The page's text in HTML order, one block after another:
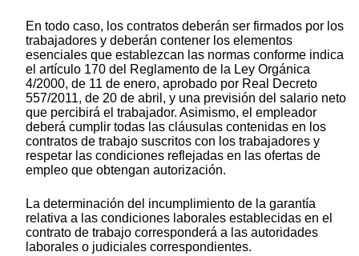
En todo caso, los contratos deberán ser firmados por los
trabajadores y deberán contener los elementos
esenciales que establezcan las normas conforme indica
el artículo 170 del Reglamento de la Ley Orgánica
4/2000, de 11 de enero, aprobado por Real Decreto
557/2011, de 20 de abril, y una previsión del salario neto
que percibirá el trabajador. Asimismo, el empleador
deberá cumplir todas las cláusulas contenidas en los
contratos de trabajo suscritos con los trabajadores y
respetar las condiciones reflejadas en las ofertas de
empleo que obtengan autorización.
La determinación del incumplimiento de la garantía
relativa a las condiciones laborales establecidas en el
contrato de trabajo corresponderá a las autoridades
laborales o judiciales correspondientes.